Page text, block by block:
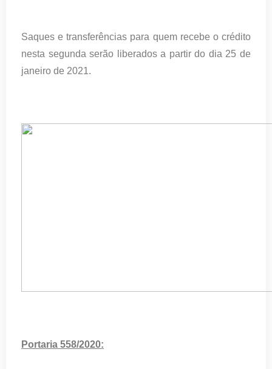
Saques e transferências para quem recebe o crédito
nesta segunda serão liberados a partir do dia 25 de
janeiro de 2021.
Portaria 558/2020: